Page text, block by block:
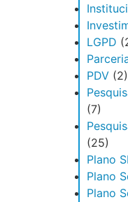
LGPD
PDV (2)
(7)
(25)
Plano
Plano
Plano